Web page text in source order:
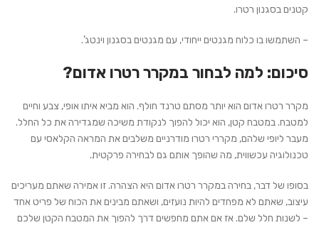
קטנים בסגנון רטרו.
– השתמשו בו כלוח מגנטים ייחודי, עם מגנטים בסגנון וינטג’.
סיכום: למה לבחור במקרר רטרו אדום?
מקרר רטרו אדום הוא יותר מסתם טרנד חולף. הוא מביא איתו אופי, צבע וחיים
למטבח. במטבח קטן, הוא יכול להפוך לנקודת משיכה שמגדירה את כל החלל.
מעבר ליופי שלהם, מקררי רטרו מודרניים משלבים את המראה הקלאסי עם
טכנולוגיה עכשווית, מה שהופך אותם גם לבחירה פרקטית.
בסופו של דבר, בחירה במקרר רטרו אדום היא הצהרה. זו אמירה שאתם מעריכים
עיצוב, שאתם לא מפחדים להיות נועזים, ושאתם מבינים את הכוח של פריט אחד
– לשנות חלל שלם. אז אם אתם מחפשים דרך להפוך את המטבח הקטן שלכם